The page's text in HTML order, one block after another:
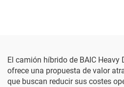
El camión híbrido de BAIC Heavy
ofrece una propuesta de valor
que buscan reducir sus costes